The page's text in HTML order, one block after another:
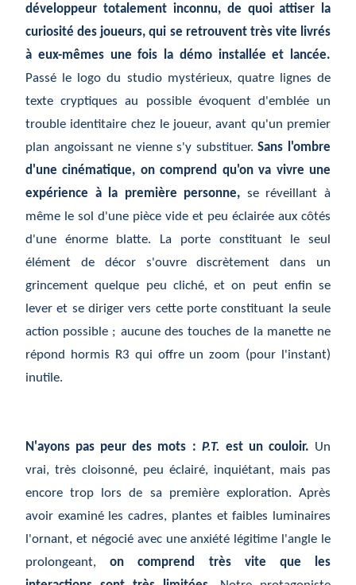
développeur totalement inconnu, de quoi attiser la
curiosité des joueurs, qui se retrouvent très vite livrés
à eux-mêmes une fois la démo installée et lancée.
Passé le logo du studio mystérieux, quatre lignes de
texte cryptiques au possible évoquent d'emblée un
trouble identitaire chez le joueur, avant qu'un premier
plan angoissant ne vienne s'y substituer.Sans l'ombre
d'une cinématique, on comprend qu'on va vivre une
expérience à la première personne, se réveillant à
même le sol d'une pièce vide et peu éclairée aux côtés
d'une énorme blatte. La porte constituant le seul
élément de décor s'ouvre discrètement dans un
grincement quelque peu cliché, et on peut enfin se
lever et se diriger vers cette porte constituant la seule
action possible ; aucune des touches de la manette ne
répond hormis R3 qui offre un zoom (pour l'instant)
inutile.
N'ayons pas peur des mots : P.T. est un couloir. Un
vrai, très cloisonné, peu éclairé, inquiétant, mais pas
encore trop lors de sa première exploration. Après
avoir examiné les cadres, plantes et faibles luminaires
l'ornant, et négocié avec une anxiété légitime l'angle le
prolongeant,on comprend très vite que les